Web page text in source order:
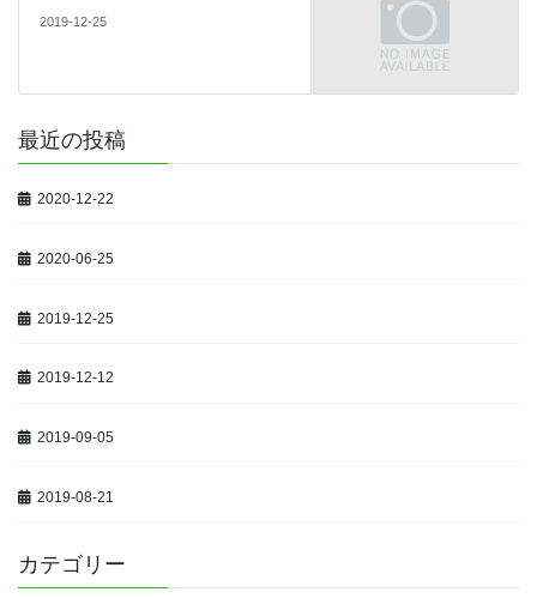
2019-12-25
最近の投稿
2020-12-22
2020-06-25
2019-12-25
2019-12-12
2019-09-05
2019-08-21
カテゴリー